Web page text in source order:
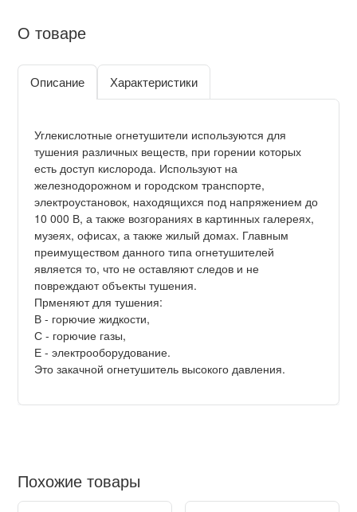
О товаре
Описание Характеристики
Углекислотные огнетушители используются для
тушения различных веществ, при горении которых
есть доступ кислорода. Используют на
железнодорожном и городском транспорте,
электроустановок, находящихся под напряжением до
10 000 В, а также возгораниях в картинных галереях,
музеях, офисах, а также жилый домах. Главным
преимуществом данного типа огнетушителей
является то, что не оставляют следов и не
повреждают объекты тушения.
Прменяют для тушения:
В - горючие жидкости,
С - горючие газы,
Е - электрооборудование.
Это закачной огнетушитель высокого давления.
Похожие товары